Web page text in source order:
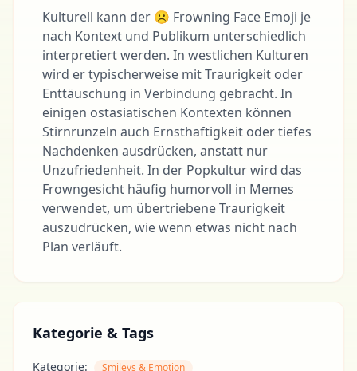
Kulturell kann der ☹ Frowning Face Emoji je
nach Kontext und Publikum unterschiedlich
interpretiert werden. In westlichen Kulturen
wird er typischerweise mit Traurigkeit oder
Enttäuschung in Verbindung gebracht. In
einigen ostasiatischen Kontexten können
Stirnrunzeln auch Ernsthaftigkeit oder tiefes
Nachdenken ausdrücken, anstatt nur
Unzufriedenheit. In der Popkultur wird das
Frowngesicht häufig humorvoll in Memes
verwendet, um übertriebene Traurigkeit
auszudrücken, wie wenn etwas nicht nach
Plan verläuft.
Kategorie & Tags
Kategorie: Smileys & Emotion